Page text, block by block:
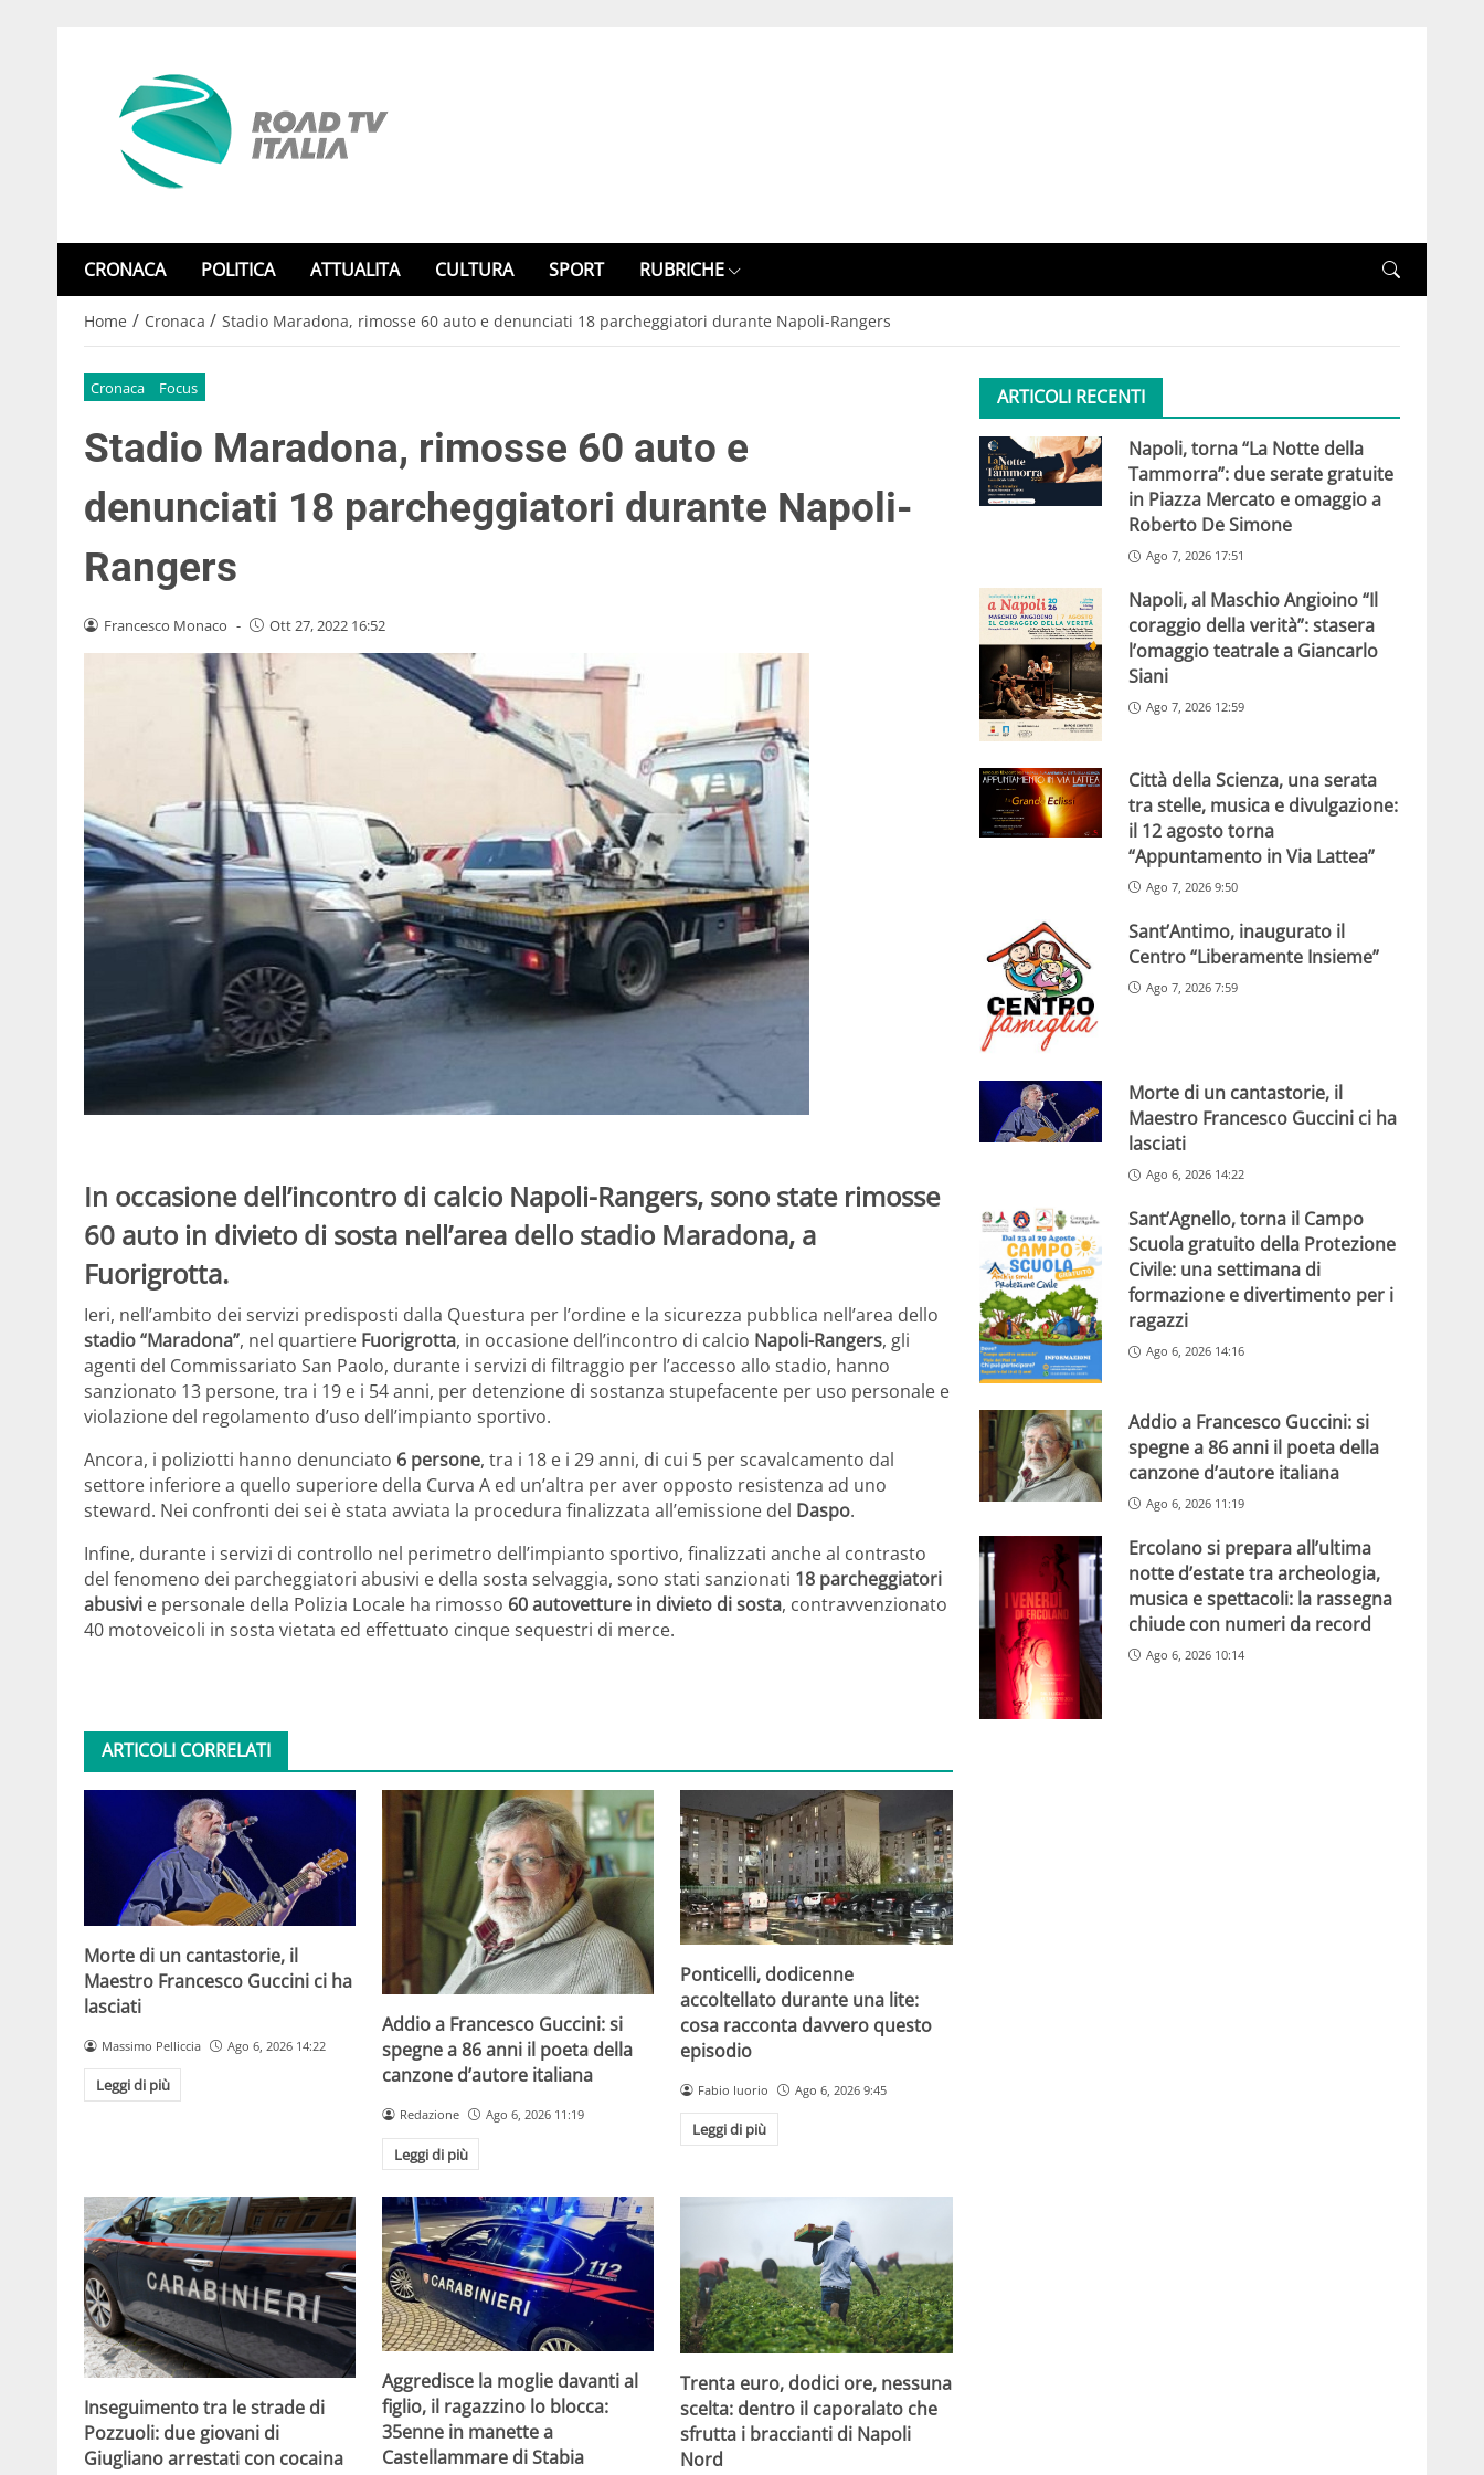
CRONACA POLITICA ATTUALITA CULTURA SPORT RUBRICHE
Home / Cronaca / Stadio Maradona, rimosse 60 auto e denunciati 18 parcheggiatori durante Napoli-Rangers
Cronaca Focus
Stadio Maradona, rimosse 60 auto e
denunciati 18 parcheggiatori durante Napoli-
Rangers
Francesco Monaco - Ott 27, 2022 16:52
In occasione dell’incontro di calcio Napoli-Rangers, sono state rimosse
60 auto in divieto di sosta nell’area dello stadio Maradona, a
Fuorigrotta.
Ieri, nell’ambito dei servizi predisposti dalla Questura per l’ordine e la sicurezza pubblica nell’area dello
stadio “Maradona”, nel quartiere Fuorigrotta, in occasione dell’incontro di calcio Napoli-Rangers, gli
agenti del Commissariato San Paolo, durante i servizi di filtraggio per l’accesso allo stadio, hanno
sanzionato 13 persone, tra i 19 e i 54 anni, per detenzione di sostanza stupefacente per uso personale e
violazione del regolamento d’uso dell’impianto sportivo.
Ancora, i poliziotti hanno denunciato 6 persone, tra i 18 e i 29 anni, di cui 5 per scavalcamento dal
settore inferiore a quello superiore della Curva A ed un’altra per aver opposto resistenza ad uno
steward. Nei confronti dei sei è stata avviata la procedura finalizzata all’emissione del Daspo.
Infine, durante i servizi di controllo nel perimetro dell’impianto sportivo, finalizzati anche al contrasto
del fenomeno dei parcheggiatori abusivi e della sosta selvaggia, sono stati sanzionati 18 parcheggiatori
abusivi e personale della Polizia Locale ha rimosso 60 autovetture in divieto di sosta, contravvenzionato
40 motoveicoli in sosta vietata ed effettuato cinque sequestri di merce.
ARTICOLI CORRELATI
Morte di un cantastorie, il
Maestro Francesco Guccini ci ha
lasciati
Massimo Pelliccia Ago 6, 2026 14:22
Leggi di più
Addio a Francesco Guccini: si
spegne a 86 anni il poeta della
canzone d’autore italiana
Redazione Ago 6, 2026 11:19
Leggi di più
Ponticelli, dodicenne
accoltellato durante una lite:
cosa racconta davvero questo
episodio
Fabio Iuorio Ago 6, 2026 9:45
Leggi di più
Inseguimento tra le strade di
Pozzuoli: due giovani di
Giugliano arrestati con cocaina
Aggredisce la moglie davanti al
figlio, il ragazzino lo blocca:
35enne in manette a
Castellammare di Stabia
Trenta euro, dodici ore, nessuna
scelta: dentro il caporalato che
sfrutta i braccianti di Napoli
Nord
ARTICOLI RECENTI
Napoli, torna “La Notte della
Tammorra”: due serate gratuite
in Piazza Mercato e omaggio a
Roberto De Simone
Ago 7, 2026 17:51
Napoli, al Maschio Angioino “Il
coraggio della verità”: stasera
l’omaggio teatrale a Giancarlo
Siani
Ago 7, 2026 12:59
Città della Scienza, una serata
tra stelle, musica e divulgazione:
il 12 agosto torna
“Appuntamento in Via Lattea”
Ago 7, 2026 9:50
Sant’Antimo, inaugurato il
Centro “Liberamente Insieme”
Ago 7, 2026 7:59
Morte di un cantastorie, il
Maestro Francesco Guccini ci ha
lasciati
Ago 6, 2026 14:22
Sant’Agnello, torna il Campo
Scuola gratuito della Protezione
Civile: una settimana di
formazione e divertimento per i
ragazzi
Ago 6, 2026 14:16
Addio a Francesco Guccini: si
spegne a 86 anni il poeta della
canzone d’autore italiana
Ago 6, 2026 11:19
Ercolano si prepara all’ultima
notte d’estate tra archeologia,
musica e spettacoli: la rassegna
chiude con numeri da record
Ago 6, 2026 10:14